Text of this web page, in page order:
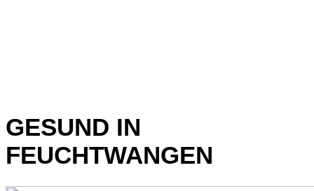
GESUND IN
FEUCHTWANGEN